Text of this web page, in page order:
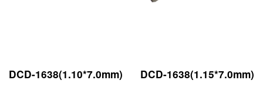
DCD-1638(1.10*7.0mm) DCD-1638(1.15*7.0mm)